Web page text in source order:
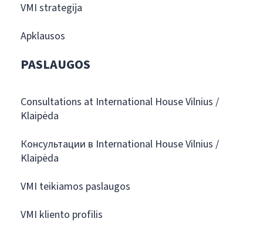
VMI strategija
Apklausos
PASLAUGOS
Consultations at International House Vilnius /
Klaipėda
Консультации в International House Vilnius /
Klaipėda
VMI teikiamos paslaugos
VMI kliento profilis